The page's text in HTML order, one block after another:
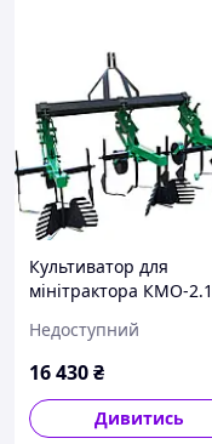
Культиватор для
мінітрактора КМО-2.1
підгортальниками
Недоступний
16 430₴
Дивитись